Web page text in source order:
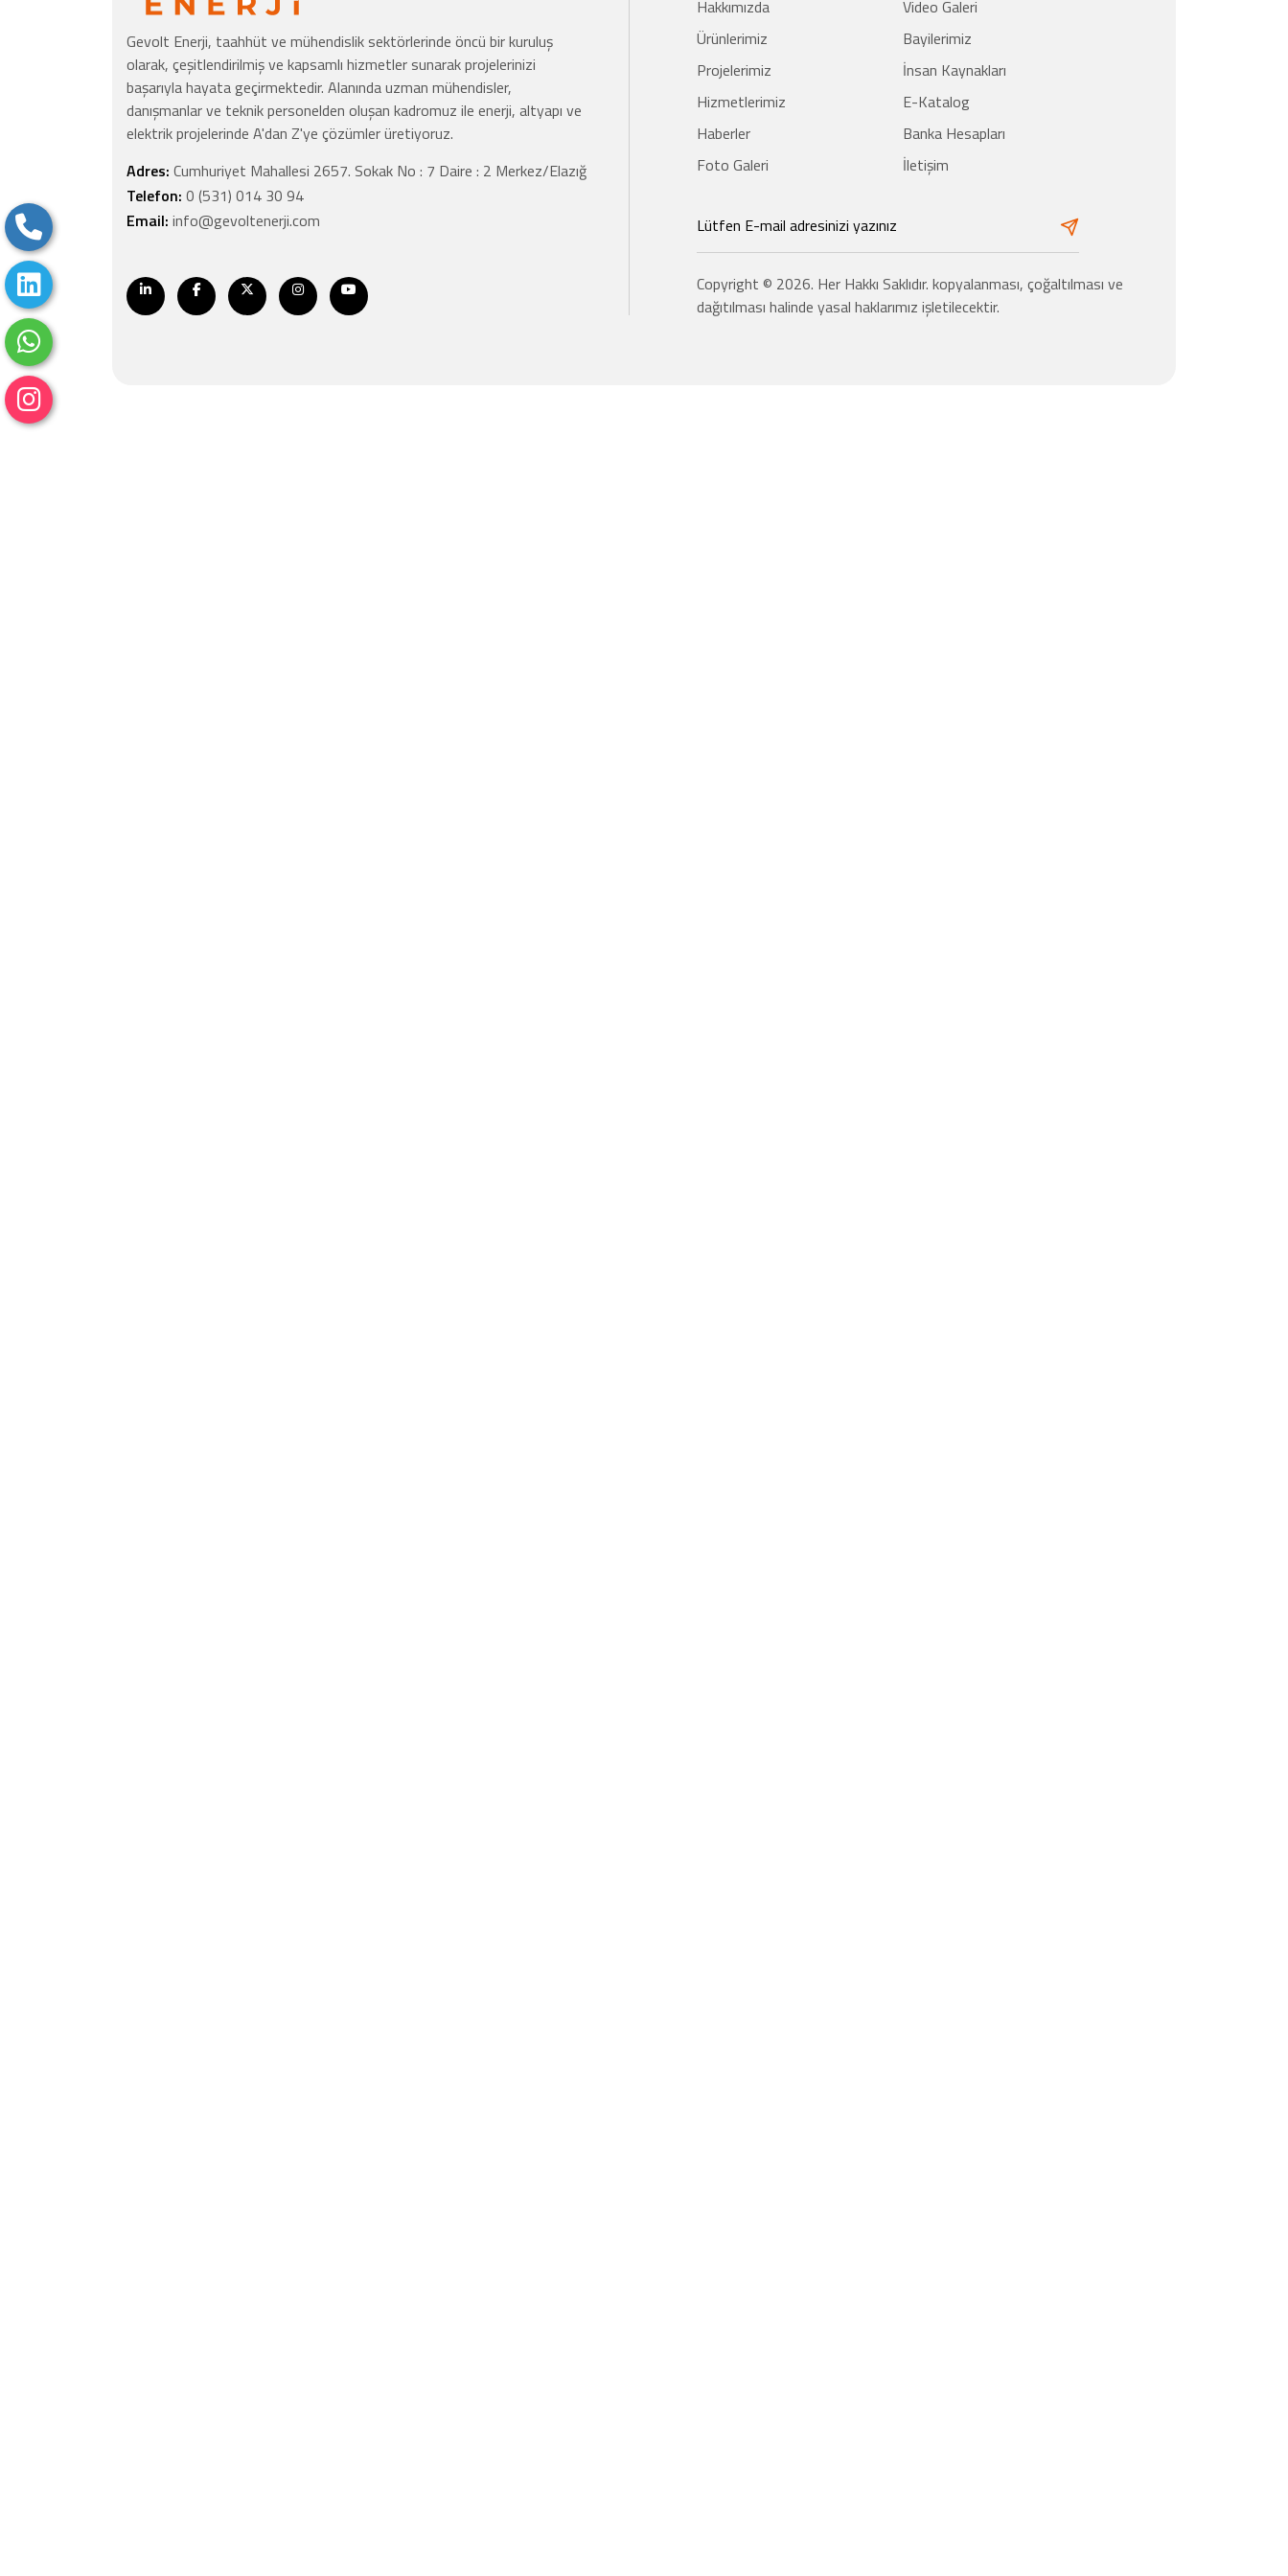
Gevolt Enerji, taahhüt ve mühendislik sektörlerinde öncü bir kuruluş
olarak, çeşitlendirilmiş ve kapsamlı hizmetler sunarak projelerinizi
başarıyla hayata geçirmektedir. Alanında uzman mühendisler,
danışmanlar ve teknik personelden oluşan kadromuz ile enerji, altyapı ve
elektrik projelerinde A'dan Z'ye çözümler üretiyoruz.
Adres: Cumhuriyet Mahallesi 2657. Sokak No : 7 Daire : 2 Merkez/Elazığ
Telefon: 0 (531) 014 30 94
Email: info@gevoltenerji.com
Hakkımızda
Ürünlerimiz
Projelerimiz
Hizmetlerimiz
Haberler
Foto Galeri
Video Galeri
Bayilerimiz
İnsan Kaynakları
E-Katalog
Banka Hesapları
İletişim
Copyright © 2026. Her Hakkı Saklıdır. kopyalanması, çoğaltılması ve
dağıtılması halinde yasal haklarımız işletilecektir.